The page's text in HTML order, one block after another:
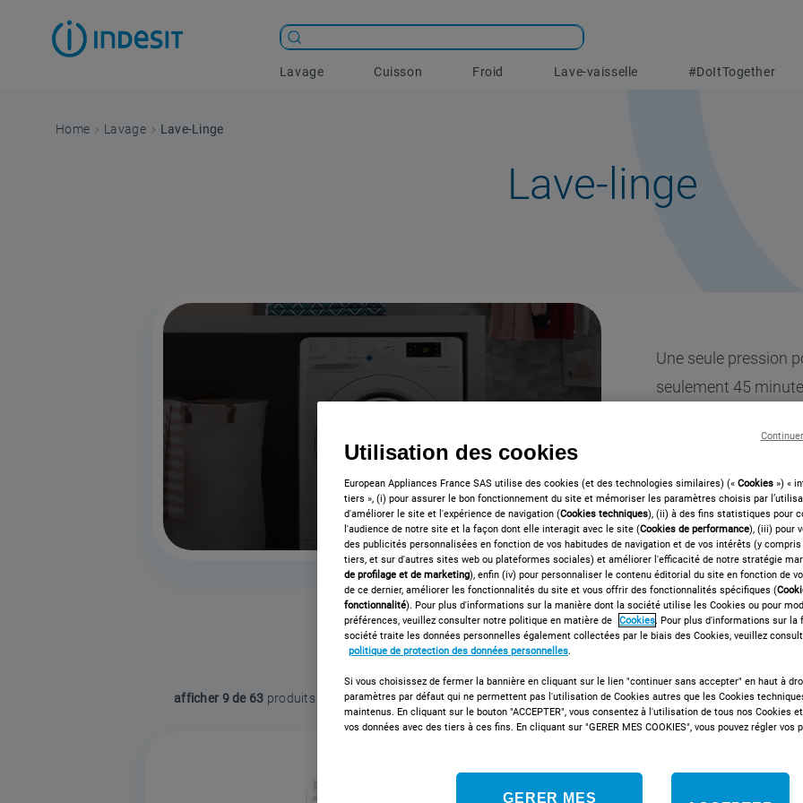
Lavage Cuisson Froid Lave-vaisselle #DoItTogether
Lavage Lave-Linge
Lave-linge
Une seule pression
seulement 45
EN SAVOIR
FILTRES TRIER PAR
afficher 9 de 63
859991673450
Utilisation des cookies
European Appliances France SAS utilise des cookies (et des technologies similaires) (« Cookies ») «
tiers », (i) pour assurer le bon fonctionnement du site et mémoriser les paramètres choisis par
d'améliorer le site et l'expérience de navigation (Cookies techniques), (ii) à des fins statistiques pour
l'audience de notre site et la façon dont elle interagit avec le site (Cookies de performance), (iii) pour
des publicités personnalisées en fonction de vos habitudes de navigation et de vos intérêts (y
tiers, et sur d'autres sites web ou plateformes sociales) et améliorer l'efficacité de notre stratégie
de profilage et de marketing), enfin (iv) pour personnaliser le contenu éditorial du site en fonction de
de ce dernier, améliorer les fonctionnalités du site et vous offrir des fonctionnalités spécifiques (
fonctionnalité). Pour plus d'informations sur la manière dont la société utilise les Cookies ou pour
préférences, veuillez consulter notre politique en matière de Cookies. Pour plus d'informations sur la
société traite les données personnelles également collectées par le biais des Cookies, veuillez
politique de protection des données personnelles.
Si vous choisissez de fermer la bannière en cliquant sur le lien "continuer sans accepter" en haut à
paramètres par défaut qui ne permettent pas l'utilisation de Cookies autres que les Cookies
maintenus. En cliquant sur le bouton "ACCEPTER", vous consentez à l'utilisation de tous nos Cookies
vos données avec des tiers à ces fins. En cliquant sur "GERER MES COOKIES", vous pouvez régler vos
GERER MES